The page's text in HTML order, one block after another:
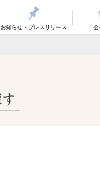
お知らせ・プレスリリース 会